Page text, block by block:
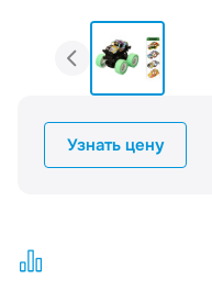
Узнать цену